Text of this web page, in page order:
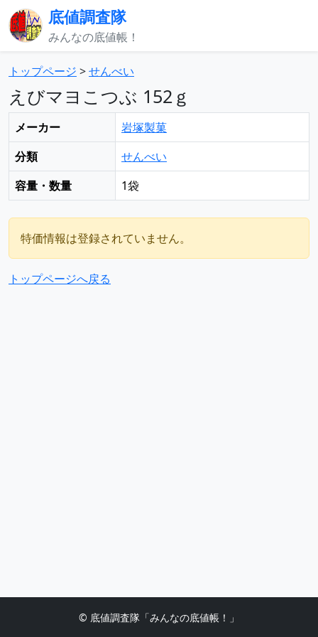
底値調査隊
みんなの底値帳！
トップページ >せんべい
えびマヨこつぶ 152ｇ
メーカー
岩塚製菓
分類
せんべい
容量・数量
1袋
特価情報は登録されていません。
トップページへ戻る
© 底値調査隊「みんなの底値帳！」